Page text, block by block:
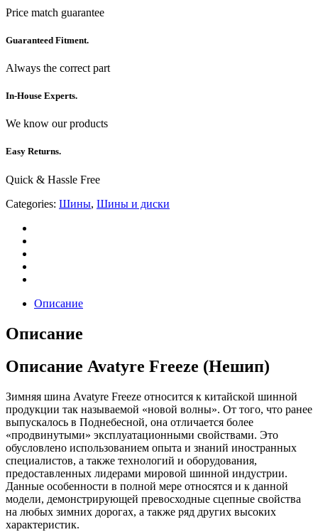
Price match guarantee
Guaranteed Fitment.
Always the correct part
In-House Experts.
We know our products
Easy Returns.
Quick & Hassle Free
Categories: Шины, Шины и диски
Описание
Описание
Описание Avatyre Freeze (Нешип)
Зимняя шина Avatyre Freeze относится к китайской шинной
продукции так называемой «новой волны». От того, что ранее
выпускалось в Поднебесной, она отличается более
«продвинутыми» эксплуатационными свойствами. Это
обусловлено использованием опыта и знаний иностранных
специалистов, а также технологий и оборудования,
предоставленных лидерами мировой шинной индустрии.
Данные особенности в полной мере относятся и к данной
модели, демонстрирующей превосходные сцепные свойства
на любых зимних дорогах, а также ряд других высоких
характеристик.